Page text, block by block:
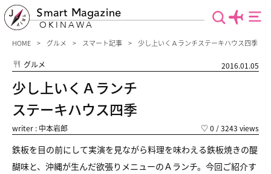
Smart Magazine
OKINAWA
HOME グルメ スマート記事 少し上いくＡランチステーキハウス四季
グルメ 2016.01.05
少し上いくＡランチ
ステーキハウス四季
writer : 中本岩郎 ♡ 0 / 3243 views
鉄板を目の前にして実演を見ながら料理を味わえる鉄板焼きの醍
醐味と、沖縄が生んだ欲張りメニューのＡランチ。今回ご紹介す